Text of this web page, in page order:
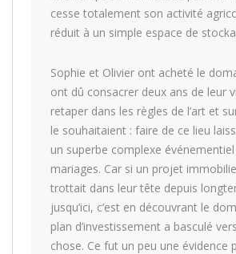
cesse totalement son activité
réduit à un simple espace de
Sophie et Olivier ont acheté le
ont dû consacrer deux ans de leur
retaper dans les règles de l’art et
le souhaitaient : faire de ce lieu
un superbe complexe
mariages. Car si un projet
trottait dans leur tête depuis
jusqu’ici, c’est en découvrant le
plan d’investissement a basculé
chose. Ce fut un peu une évidence